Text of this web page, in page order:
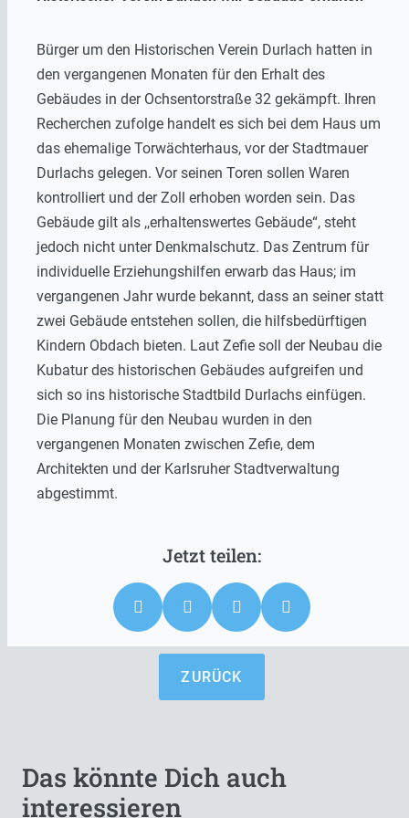
Bürger um den Historischen Verein Durlach hatten in
den vergangenen Monaten für den Erhalt des
Gebäudes in der Ochsentorstraße 32 gekämpft. Ihren
Recherchen zufolge handelt es sich bei dem Haus um
das ehemalige Torwächterhaus, vor der Stadtmauer
Durlachs gelegen. Vor seinen Toren sollen Waren
kontrolliert und der Zoll erhoben worden sein. Das
Gebäude gilt als ,,erhaltenswertes Gebäude“, steht
jedoch nicht unter Denkmalschutz. Das Zentrum für
individuelle Erziehungshilfen erwarb das Haus; im
vergangenen Jahr wurde bekannt, dass an seiner statt
zwei Gebäude entstehen sollen, die hilfsbedürftigen
Kindern Obdach bieten. Laut Zefie soll der Neubau die
Kubatur des historischen Gebäudes aufgreifen und
sich so ins historische Stadtbild Durlachs einfügen.
Die Planung für den Neubau wurden in den
vergangenen Monaten zwischen Zefie, dem
Architekten und der Karlsruher Stadtverwaltung
abgestimmt.
ZURÜCK
Das könnte Dich auch
interessieren